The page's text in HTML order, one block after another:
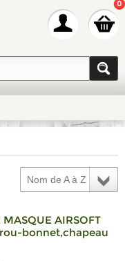
0
Nom de A à Z
MASQUE AIRSOFT
bonnet,chapeau